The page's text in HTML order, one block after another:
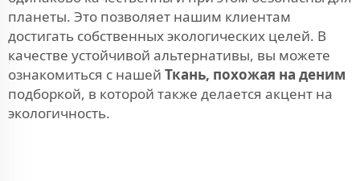
планеты. Это позволяет нашим клиентам
достигать собственных экологических целей. В
качестве устойчивой альтернативы, вы можете
ознакомиться с нашей Ткань, похожая на деним
подборкой, в которой также делается акцент на
экологичность.